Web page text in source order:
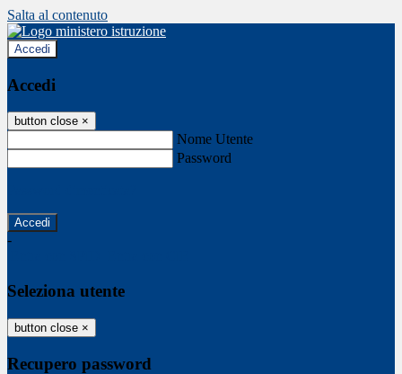
Salta al contenuto
Accedi
Accedi
button close ×
Nome Utente
Password
-
Seleziona utente
button close ×
Recupero password